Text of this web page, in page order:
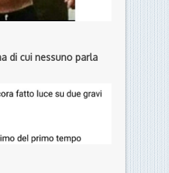
di cui nessuno parla